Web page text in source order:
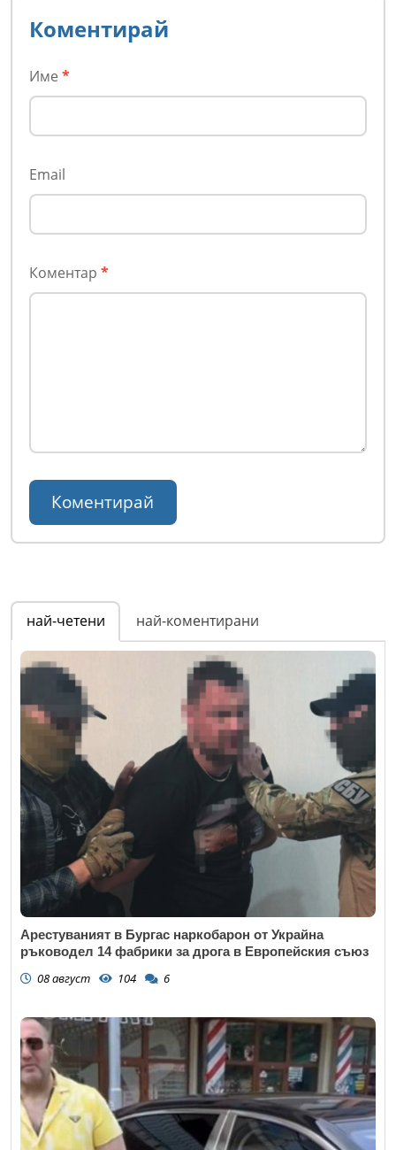
Коментирай
Име *
Email
Коментар *
най-четени най-коментирани
Арестуваният в Бургас наркобарон от Украйна
ръководел 14 фабрики за дрога в Европейския съюз
08 август 104 6